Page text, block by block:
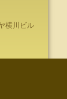
横川ビル